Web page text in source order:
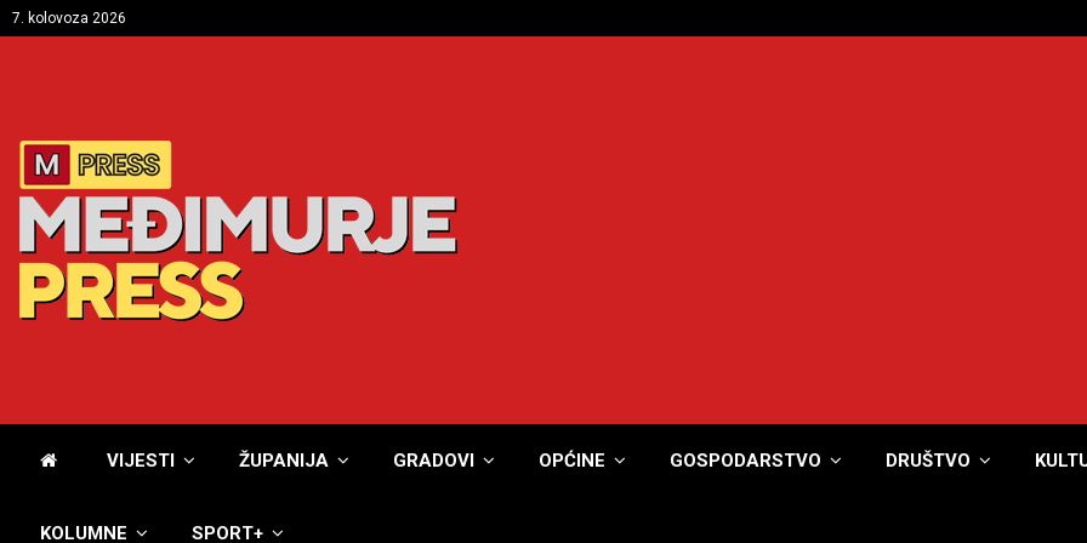
7. kolovoza 2026
VIJESTI ŽUPANIJA GRADOVI OPĆINE GOSPODARSTVO DRUŠTVO
KOLUMNE SPORT+